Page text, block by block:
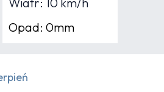
Opad: 0mm